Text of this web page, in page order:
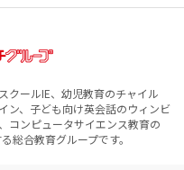
クールIE、幼児教育のチャイル
ン、子ども向け英会話のウィンビ
コンピュータサイエンス教育の
総合教育グループです。